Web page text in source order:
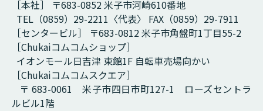
［本社］ 〒683-0852 米子市河崎610番地
TEL（0859）29-2211〈代表〉 FAX（0859）29-7911
［センタービル］ 〒683-0812 米子市角盤町1丁目55-2
［Chukaiコムコムショップ］
イオンモール日吉津 東館1F 自転車売場向かい
［Chukaiコムコムスクエア］
〒 683-0061 米子市四日市町127-1 ローズセントラ
ルビル1階